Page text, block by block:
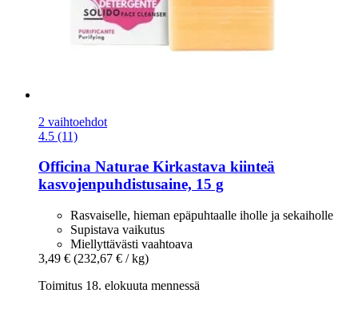
2 vaihtoehdot
4.5 (11)
Officina Naturae Kirkastava kiinteä
kasvojenpuhdistusaine, 15 g
Rasvaiselle, hieman epäpuhtaalle iholle ja sekaiholle
Supistava vaikutus
Miellyttävästi vaahtoava
3,49 € (232,67 € / kg)
Toimitus 18. elokuuta mennessä